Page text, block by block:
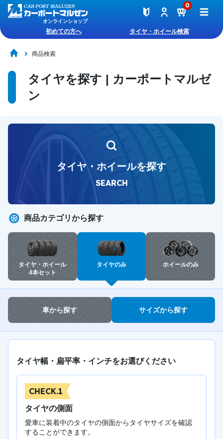
オンラインショップ
0
初めての方へ タイヤ・ホイール検索
商品検索
タイヤを探す | カーポートマルゼ
ン
タイヤ・ホイールを探す
SEARCH
商品カテゴリから探す
タイヤ・ホイール
4本セット
タイヤのみ ホイールのみ
車から探す サイズから探す
タイヤ幅・扁平率・インチをお選びください
CHECK.1
タイヤの側面
愛車に装着中のタイヤの側面からタイヤサイズを確認
することができます。